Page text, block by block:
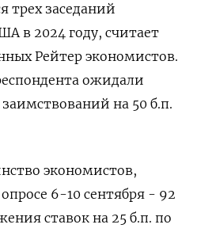
трех заседаний
в 2024 году, считает
Рейтер экономистов.
ожидали
на 50 б.п.
экономистов,
6-10 сентября - 92
ставок на 25 б.п. по